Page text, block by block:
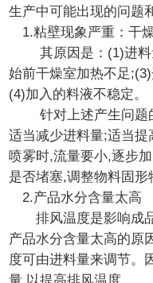
生产中可能出现的问题
1.粘壁现象严重：干
其原因是：(1)进料
始前干燥室加热不足
(4)加入的料液不稳定。
针对上述产生问题
适当减少进料量;适当
喷雾时,流量要小,逐步
是否堵塞,调整物料固形
2.产品水分含量太高
排风温度是影响成品
产品水分含量太高的原
度可由进料量来调节。